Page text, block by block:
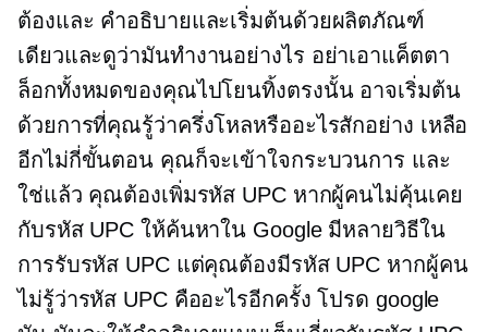
ต้องและ คำอธิบายและเริ่มต้นด้วยผลิตภัณฑ์
เดียวและดูว่ามันทำงานอย่างไร อย่าเอาแค็ตตา
ล็อกทั้งหมดของคุณไปโยนทิ้งตรงนั้น อาจเริ่มต้น
ด้วยการที่คุณรู้ว่าครึ่งโหลหรืออะไรสักอย่าง เหลือ
อีกไม่กี่ขั้นตอน คุณก็จะเข้าใจกระบวนการ และ
ใช่แล้ว คุณต้องเพิ่มรหัส UPC หากผู้คนไม่คุ้นเคย
กับรหัส UPC ให้ค้นหาใน Google มีหลายวิธีใน
การรับรหัส UPC แต่คุณต้องมีรหัส UPC หากผู้คน
ไม่รู้ว่ารหัส UPC คืออะไรอีกครั้ง โปรด google